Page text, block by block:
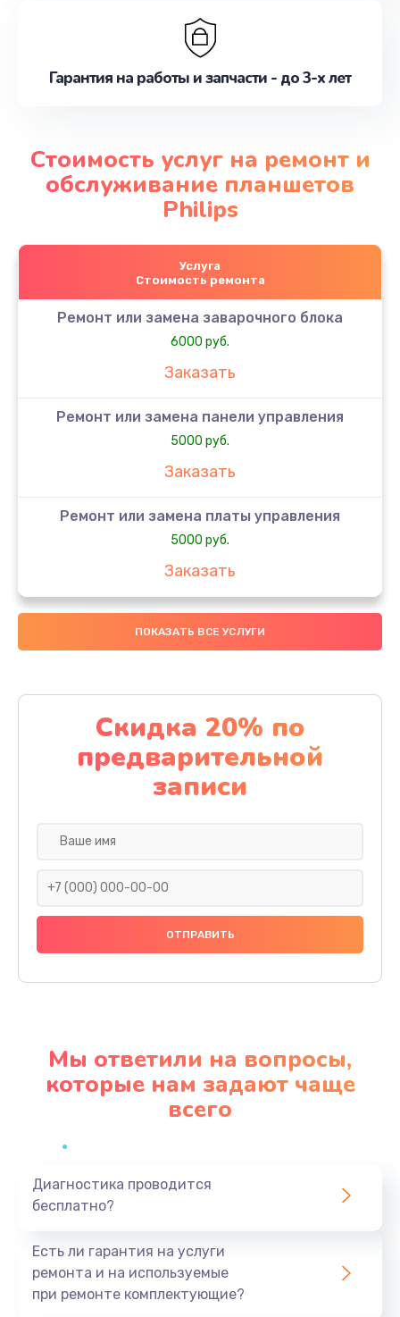
Гарантия на работы и запчасти - до 3-х лет
Стоимость услуг на ремонт и
обслуживание планшетов
Philips
Услуга
Стоимость ремонта
Ремонт или замена заварочного блока
6000 руб.
Заказать
Ремонт или замена панели управления
5000 руб.
Заказать
Ремонт или замена платы управления
5000 руб.
Заказать
Ремонт или замена термоблока
5000 руб.
Ремонт привода варочного блока
4000 руб.
Заказать
Замена термодатчиков
2500 руб.
Заказать
Замена микропереключателей
Замена микросхемы зарядки
Заказать
ПОКАЗАТЬ ВСЕ УСЛУГИ
Скидка 20% по
предварительной
записи
Мы ответили на вопросы,
которые нам задают чаще
всего
Диагностика проводится
бесплатно?
Есть ли гарантия на услуги
ремонта и на используемые
при ремонте комплектующие?